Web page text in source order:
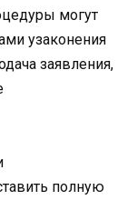
могут
узаконения
заявления,
полную